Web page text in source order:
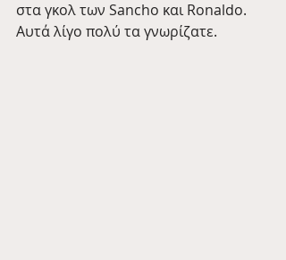
στα γκολ των Sancho και Ronaldo.
Αυτά λίγο πολύ τα γνωρίζατε.